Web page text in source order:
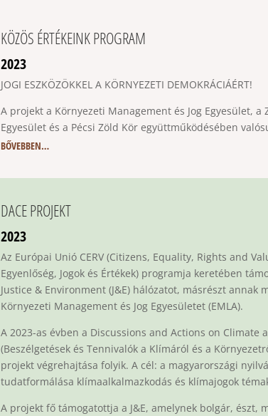
KÖZÖS ÉRTÉKEINK PROGRAM
2023
JOGI ESZKÖZÖKKEL A KÖRNYEZETI DEMOKRÁCIÁÉRT!
A projekt a Környezeti Management és Jog Egyesület, a
Egyesület és a Pécsi Zöld Kör együttműködésében
BŐVEBBEN…
DACE PROJEKT
2023
Az Európai Unió CERV (Citizens, Equality, Rights and
Egyenlőség, Jogok és Értékek) programja keretében
Justice & Environment (J&E) hálózatot, másrészt annak
Környezeti Management és Jog Egyesületet (EMLA).
A 2023-as évben a Discussions and Actions on Climate
(Beszélgetések és Tennivalók a Klímáról és a
projekt végrehajtása folyik. A cél: a magyarországi
tudatformálása klímaalkalmazkodás és klímajogok
A projekt fő támogatottja a J&E, amelynek bolgár, észt,